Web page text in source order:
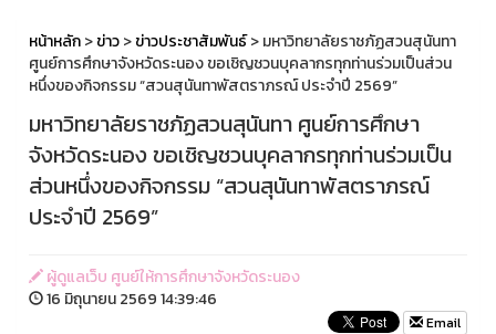
หน้าหลัก>ข่าว>ข่าวประชาสัมพันธ์> มหาวิทยาลัยราชภัฏสวนสุนันทา
ศูนย์การศึกษาจังหวัดระนอง ขอเชิญชวนบุคลากรทุกท่านร่วมเป็นส่วน
หนึ่งของกิจกรรม “สวนสุนันทาพัสตราภรณ์ ประจำปี 2569”
มหาวิทยาลัยราชภัฏสวนสุนันทา ศูนย์การศึกษา
จังหวัดระนอง ขอเชิญชวนบุคลากรทุกท่านร่วมเป็น
ส่วนหนึ่งของกิจกรรม “สวนสุนันทาพัสตราภรณ์
ประจำปี 2569”
ผู้ดูแลเว็บ ศูนย์ให้การศึกษาจังหวัดระนอง
16 มิถุนายน 2569 14:39:46
Email